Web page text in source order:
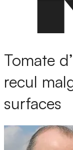
Tomate
recul
surfaces